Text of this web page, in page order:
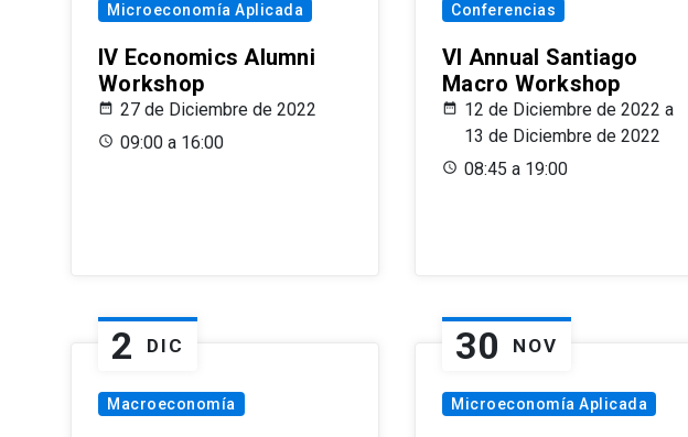
Microeconomía Aplicada
IV Economics Alumni
Workshop
27 de Diciembre de 2022
09:00 a 16:00
Conferencias
VI Annual Santiago
Macro Workshop
12 de Diciembre de 2022 a
13 de Diciembre de 2022
08:45 a 19:00
2 DIC
Macroeconomía
30 NOV
Microeconomía Aplicada